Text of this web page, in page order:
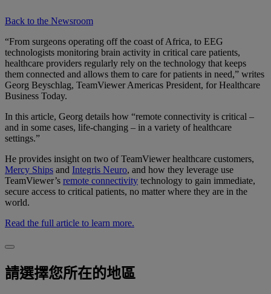
Back to the Newsroom
“From surgeons operating off the coast of Africa, to EEG
technologists monitoring brain activity in critical care patients,
healthcare providers regularly rely on the technology that keeps
them connected and allows them to care for patients in need,” writes
Georg Beyschlag, TeamViewer Americas President, for Healthcare
Business Today.
In this article, Georg details how “remote connectivity is critical –
and in some cases, life-changing – in a variety of healthcare
settings.”
He provides insight on two of TeamViewer healthcare customers,
Mercy Ships and Integris Neuro, and how they leverage use
TeamViewer’s remote connectivity technology to gain immediate,
secure access to critical patients, no matter where they are in the
world.
Read the full article to learn more.
請選擇您所在的地區